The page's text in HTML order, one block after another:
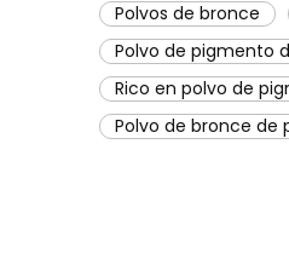
Polvos de bronce
Polvo de pigmento
Rico en polvo de
Polvo de bronce